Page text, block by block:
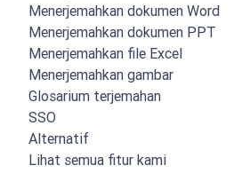
Menerjemahkan dokumen Word
Menerjemahkan dokumen PPT
Menerjemahkan file Excel
Menerjemahkan gambar
Glosarium terjemahan
SSO
Alternatif
Lihat semua fitur kami